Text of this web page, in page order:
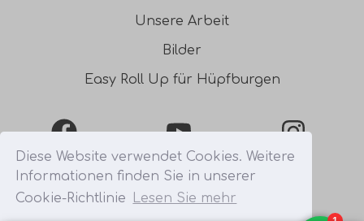
Diese Website verwendet Cookies. Weitere
Informationen finden Sie in unserer
Cookie-Richtlinie
Lesen Sie mehr
Unsere Arbeit
Bilder
Easy Roll Up für Hüpfburgen